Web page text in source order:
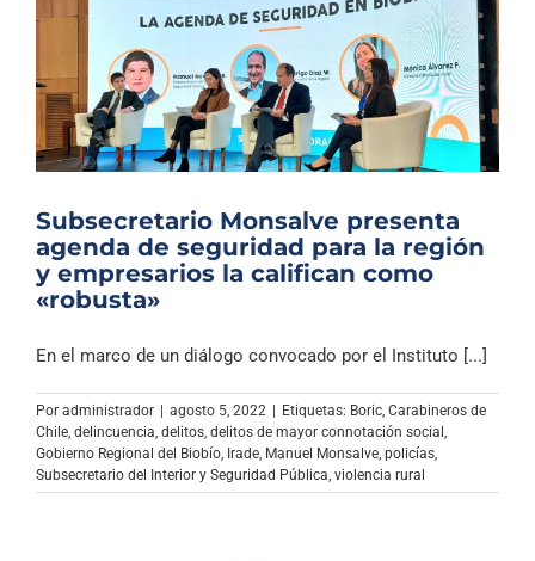
Subsecretario Monsalve presenta
agenda de seguridad para la región
y empresarios la califican como
«robusta»
En el marco de un diálogo convocado por el Instituto [...]
Por administrador | agosto 5, 2022 | Etiquetas: Boric Carabineros de
Chile delincuencia delitos delitos de mayor connotación social
Gobierno Regional del Biobío Irade Manuel Monsalve policías
Subsecretario del Interior y Seguridad Pública violencia rural